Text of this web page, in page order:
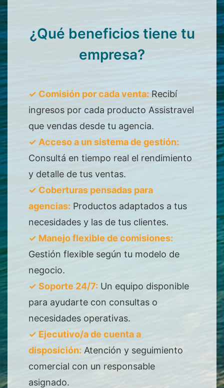
¿Qué beneficios tiene tu
empresa?
✓ Comisión por cada venta: Recibí
ingresos por cada producto Assistravel
que vendas desde tu agencia.
✓ Acceso a un sistema de gestión:
Consultá en tiempo real el rendimiento
y detalle de tus ventas.
✓ Coberturas pensadas para
agencias: Productos adaptados a tus
necesidades y las de tus clientes.
✓ Manejo flexible de comisiones:
Gestión flexible según tu modelo de
negocio.
✓ Soporte 24/7: Un equipo disponible
para ayudarte con consultas o
necesidades operativas.
✓ Ejecutivo/a de cuenta a
disposición: Atención y seguimiento
comercial con un responsable
asignado.